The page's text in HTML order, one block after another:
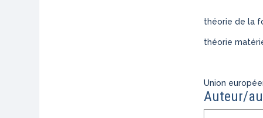
théorie de la
théorie
Union
Auteur/